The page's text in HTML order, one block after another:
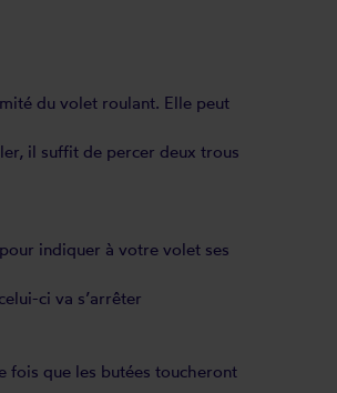
du volet roulant. Elle peut
il suffit de percer deux trous
indiquer à votre volet ses
ci va s’arrêter
fois que les butées toucheront